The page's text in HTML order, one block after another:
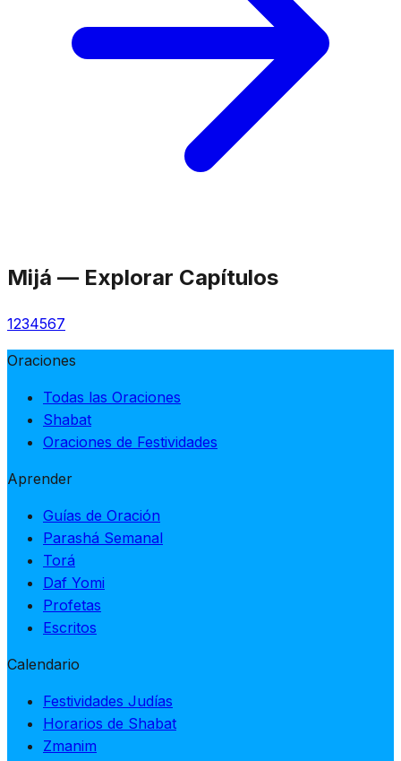
Mijá — Explorar Capítulos
1234567
Oraciones
Todas las Oraciones
Shabat
Oraciones de Festividades
Aprender
Guías de Oración
Parashá Semanal
Torá
Daf Yomi
Profetas
Escritos
Calendario
Festividades Judías
Horarios de Shabat
Zmanim